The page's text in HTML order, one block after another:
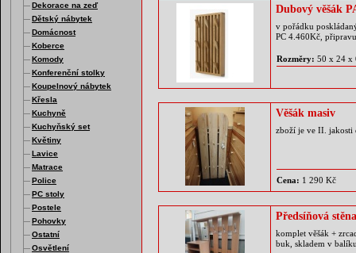
Dekorace na zeď
Dětský nábytek
Domácnost
Koberce
Komody
Konferenční stolky
Koupelnový nábytek
Křesla
Kuchyně
Kuchyňský set
Květiny
Lavice
Matrace
Police
PC stoly
Postele
Pohovky
Ostatní
Osvětlení
Dubový věšák
v pořádku
PC 4.460Kč,
Rozměry: 50 x 24 x
Věšák masiv
zboží je ve II. jakosti
Cena: 1 290 Kč
Předsíňová
komplet věšák +
buk, skladem v